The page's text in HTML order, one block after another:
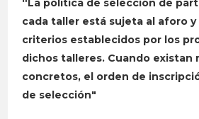
cada taller está sujeta al aforo
criterios establecidos por los
dichos talleres. Cuando existan
concretos, el orden de
de selección"